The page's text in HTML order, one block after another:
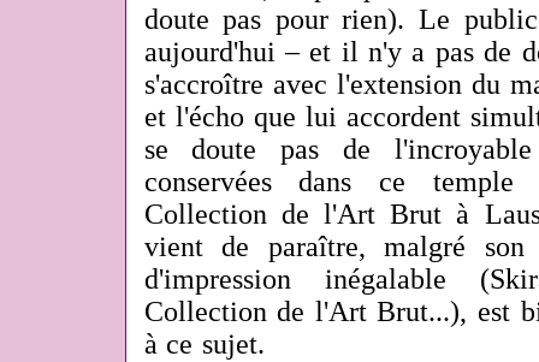
doute pas pour rien). Le
aujourd'hui – et il n'y a pas de
s'accroître avec l'extension du
et l'écho que lui accordent
se doute pas de
conservées dans ce
Collection de l'Art Brut à
vient de paraître, malgré
d'impression inégalable
Collection de l'Art Brut...), est
à ce sujet.